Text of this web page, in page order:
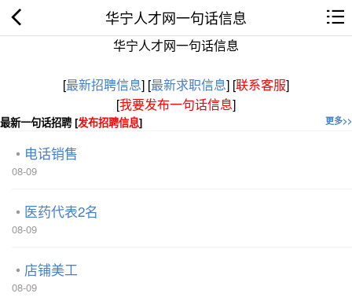
华宁人才网一句话信息
华宁人才网一句话信息
[最新招聘信息] [最新求职信息] [联系客服]
[我要发布一句话信息]
更多>>
最新一句话招聘 [发布招聘信息]
电话销售
08-09
医药代表2名
08-09
店铺美工
08-09